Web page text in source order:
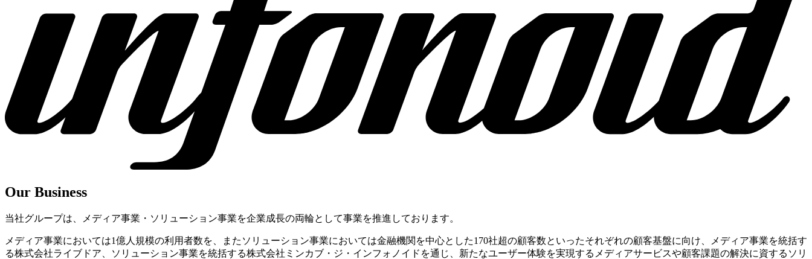
Our Business
当社グループは、メディア事業・ソリューション事業を企業成長の両輪として事業を推進しております。
メディア事業においては1億人規模の利用者数を、またソリューション事業においては金融機関を中心とした170社超の顧客数といったそれぞれの顧客基盤に向け、メディア事業を統括す
る株式会社ライブドア、ソリューション事業を統括する株式会社ミンカブ・ジ・インフォノイドを通じ、新たなユーザー体験を実現するメディアサービスや顧客課題の解決に資するソリ